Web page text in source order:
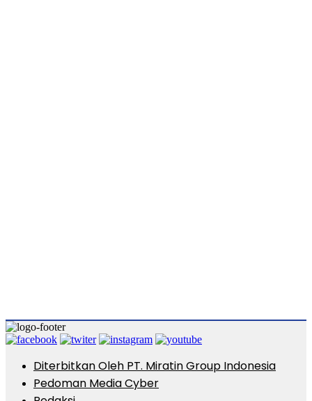
Diterbitkan Oleh PT. Miratin Group Indonesia
Pedoman Media Cyber